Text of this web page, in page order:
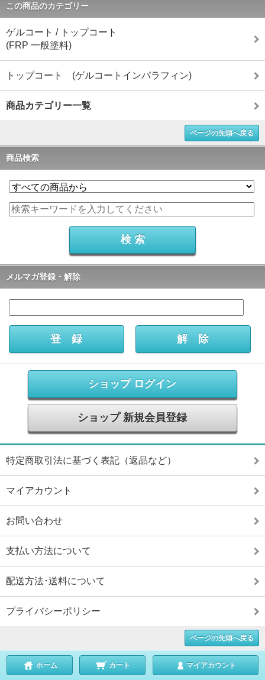
この商品のカテゴリー
ゲルコート / トップコート
(FRP 一般塗料)
トップコート (ゲルコートインパラフィン)
商品カテゴリー一覧
ページの先頭へ戻る
商品検索
メルマガ登録・解除
ショップ ログイン
ショップ 新規会員登録
特定商取引法に基づく表記（返品など）
マイアカウント
お問い合わせ
支払い方法について
配送方法･送料について
プライバシーポリシー
ページの先頭へ戻る
ホーム カート マイアカウント